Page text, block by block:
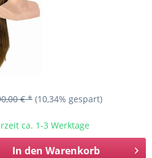
€ * (10,34% gespart)
ca. 1-3 Werktage
In den Warenkorb